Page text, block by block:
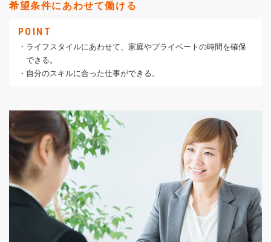
希望条件にあわせて働ける
POINT
・ライフスタイルにあわせて、家庭やプライベートの時間を確保
できる。
・自分のスキルに合った仕事ができる。